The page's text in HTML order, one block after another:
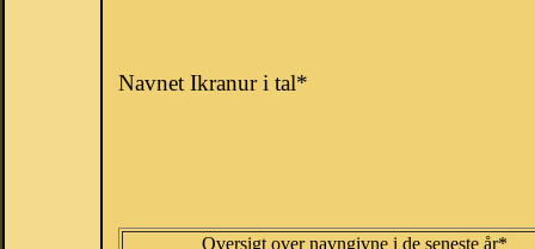
Navnet Ikranur i tal*
Oversigt over navngivne i de seneste år*